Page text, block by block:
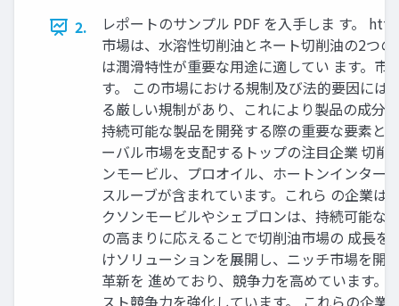
2.
レポートのサンプル PDF を入手しま す。
市場は、水溶性切削油とネート切削油の2つ
は潤滑特性が重要な用途に適してい ます。
す。 この市場における規制及び法的要因に
る厳しい規制があり、これにより製品の成分
持続可能な製品を開発する際の重要な要素と
ーバル市場を支配するトップの注目企業 切
ンモービル、プロオイル、ホートンインター
スルーブが含まれています。これら の企業
クソンモービルやシェブロンは、持続可能な
の高まりに応えることで切削油市場の 成長
けソリューションを展開し、ニッチ市場を開
革新を 進めており、競争力を高めています
スト競争力を強化しています。 これらの企